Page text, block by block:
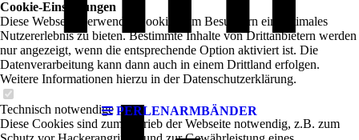
PERLENARMBÄNDER
Cookie-Einstellungen
Diese Webseite verwendet Cookies, um Besuchern ein optimales
Nutzererlebnis zu bieten. Bestimmte Inhalte von Drittanbietern werden
nur angezeigt, wenn die entsprechende Option aktiviert ist. Die
Datenverarbeitung kann dann auch in einem Drittland erfolgen.
Weitere Informationen hierzu in der Datenschutzerklärung.
Technisch notwendige
Diese Cookies sind zum Betrieb der Webseite notwendig, z.B. zum